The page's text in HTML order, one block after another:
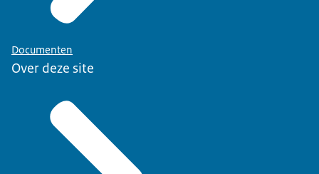
Documenten
Over deze site